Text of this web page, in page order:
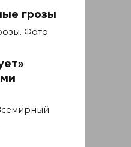
грозы
Фото.